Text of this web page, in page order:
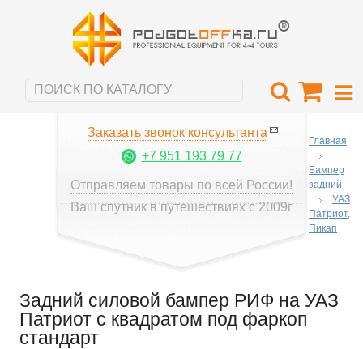
Заказать звонок консультанта
+7 951 193 79 77
Отправляем товары по всей России!
Ваш спутник в путешествиях с 2009г
Главная
Бампер
задний
УАЗ
Патриот,
Пикап
Задний силовой бампер РИФ на УАЗ
Патриот с квадратом под фаркоп
стандарт